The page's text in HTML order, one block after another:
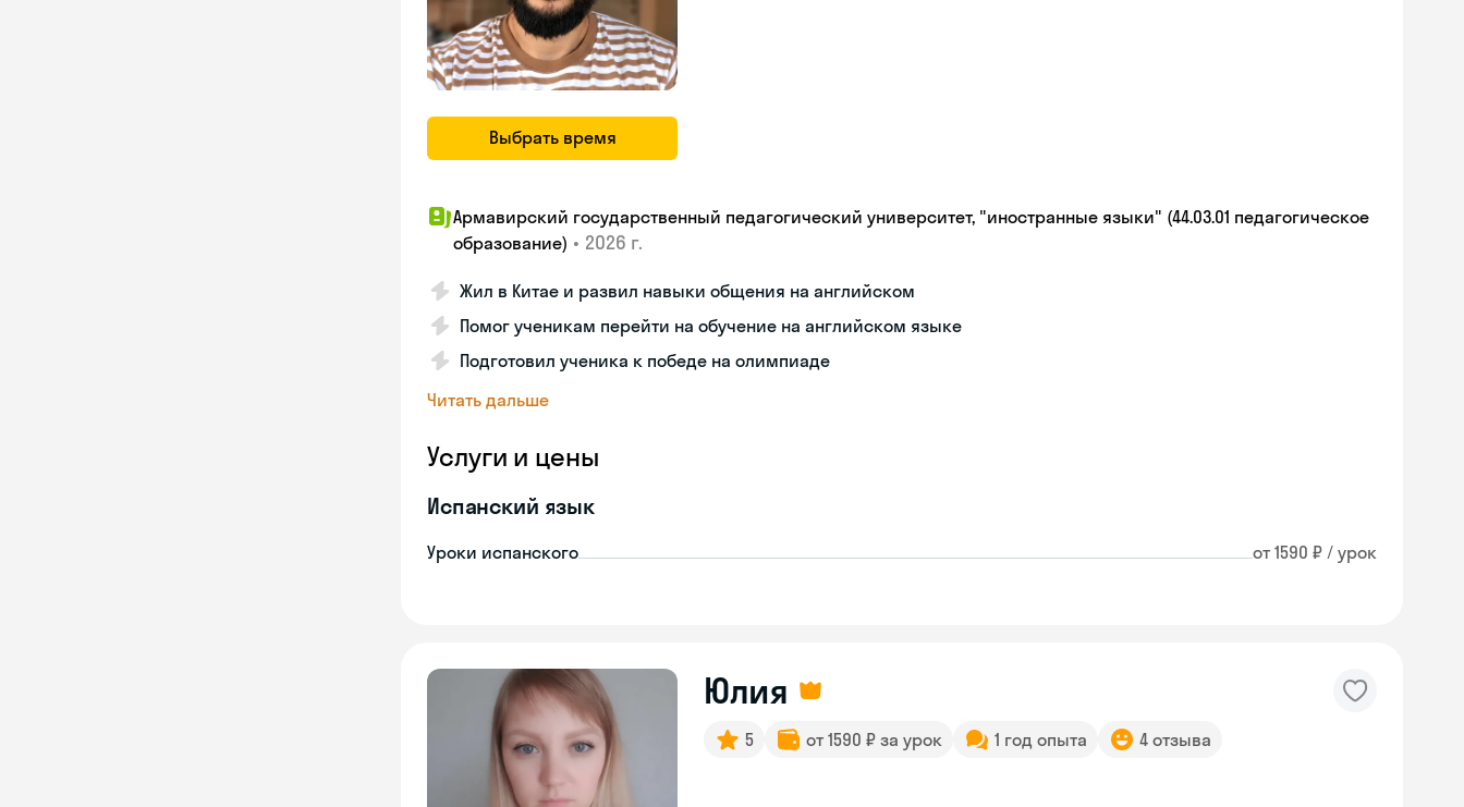
Выбрать время
Армавирский государственный педагогический университет, "иностранные языки" (44.03.01 педагогическое
образование) • 2026 г.
Жил в Китае и развил навыки общения на английском
Помог ученикам перейти на обучение на английском языке
Подготовил ученика к победе на олимпиаде
Читать дальше
Услуги и цены
Испанский язык
Уроки испанского от 1590 ₽ / урок
Юлия
5 от 1590 ₽ за урок 1 год опыта 4 отзыва